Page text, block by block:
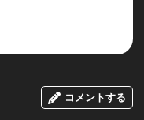
コメントする